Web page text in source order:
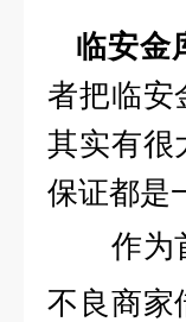
临安金
者把临安
其实有很
保证都是
作为首
不良商家